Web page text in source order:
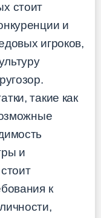
стоит
и
игроков,
такие как
и
к